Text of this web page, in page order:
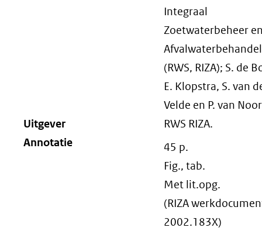
Integraal
Zoetwaterbeheer
(RWS, RIZA); S. de
E. Klopstra, S. van
Velde en P. van
Uitgever
RWS RIZA.
Annotatie
45 p.
Fig., tab.
Met lit.opg.
(RIZA
2002.183X)